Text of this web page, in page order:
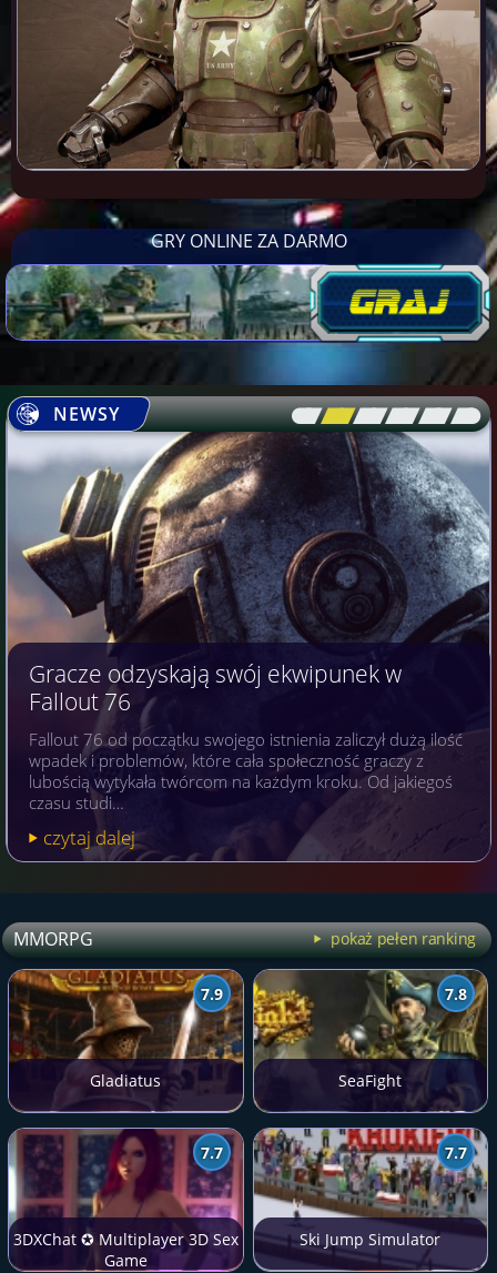
GRY ONLINE ZA DARMO
NEWSY [\ \\ \\ \\ \\ \]
Gracze odzyskają swój ekwipunek w
Fallout 76
Fallout 76 od początku swojego istnienia zaliczył dużą ilość
wpadek i problemów, które cała społeczność graczy z
lubością wytykała twórcom na każdym kroku. Od jakiegoś
czasu studi…
czytaj dalej
MMORPG pokaż pełen ranking
7.9
Gladiatus
7.8
SeaFight
7.7
3DXChat ✪ Multiplayer 3D Sex
Game
7.7
Ski Jump Simulator